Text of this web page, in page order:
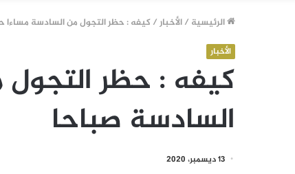
الرئيسية /الأخبار/كيفه : حظر التجول من السادسة مساءا
الأخبار
كيفه : حظر
السادسة صباحا
13 ديسمبر، 2020